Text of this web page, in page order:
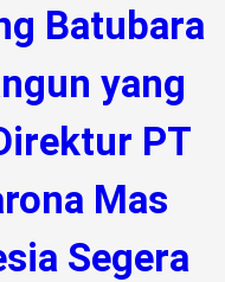
Batubara
yang
PT
Mas
Segera